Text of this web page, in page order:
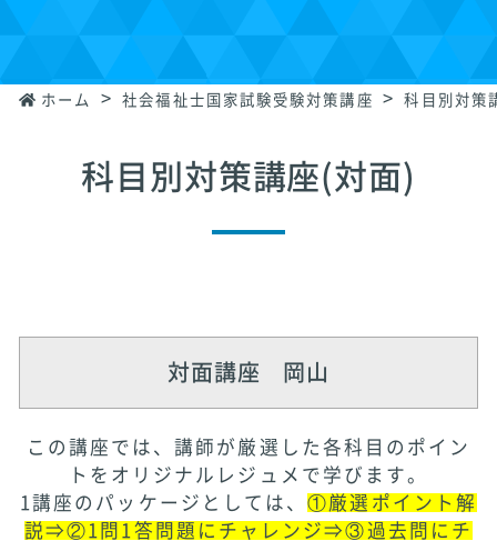
ホーム 社会福祉士国家試験受験対策講座 科目別対策
科目別対策講座(対面)
対面講座 岡山
この講座では、講師が厳選した各科目のポイン
トをオリジナルレジュメで学びます 。
1講座のパッケージとしては、①厳選ポイント解
説⇒② 1問1答問題にチャレンジ⇒③ 過去問にチ